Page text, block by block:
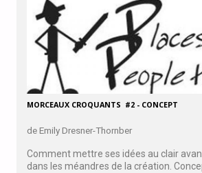
MORCEAUX CROQUANTS #2 - CONCEPT
de Emily Dresner-Thornber
Comment mettre ses idées au clair
dans les méandres de la création.